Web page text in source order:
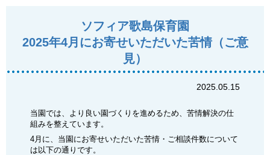
ソフィア歌島保育園
2025年4月にお寄せいただいた苦情（ご意
見）
2025.05.15
当園では、より良い園づくりを進めるため、苦情解決の仕
組みを整えています。
4月に、当園にお寄せいただいた苦情・ご相談件数について
は以下の通りです。